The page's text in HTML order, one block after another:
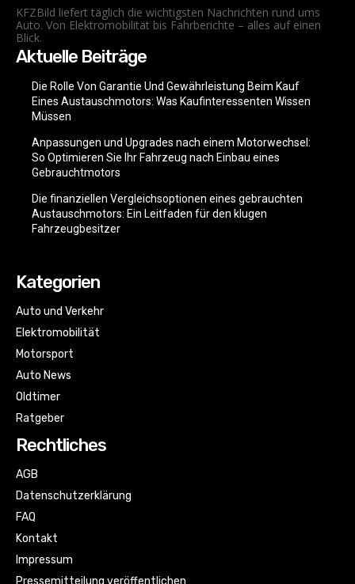
KFZBild liefert täglich die wichtigsten Nachrichten rund ums
Auto. Von Elektromobilität bis Fahrberichte – alles auf einen
Blick.
Aktuelle Beiträge
Die Rolle Von Garantie Und Gewährleistung Beim Kauf
Eines Austauschmotors: Was Kaufinteressenten Wissen
Müssen
Anpassungen und Upgrades nach einem Motorwechsel:
So Optimieren Sie Ihr Fahrzeug nach Einbau eines
Gebrauchtmotors
Die finanziellen Vergleichsoptionen eines gebrauchten
Austauschmotors: Ein Leitfaden für den klugen
Fahrzeugbesitzer
Kategorien
Auto und Verkehr
Elektromobilität
Motorsport
Auto News
Oldtimer
Ratgeber
Rechtliches
AGB
Datenschutzerklärung
FAQ
Kontakt
Impressum
Pressemitteilung veröffentlichen